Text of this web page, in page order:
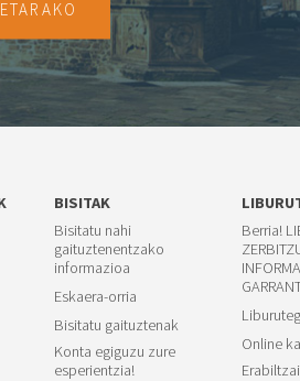
BISITAK
Bisitatu nahi
gaituztenentzako
informazioa
Eskaera-orria
Bisitatu gaituztenak
Konta egiguzu zure
esperientzia!
Berria!
Online